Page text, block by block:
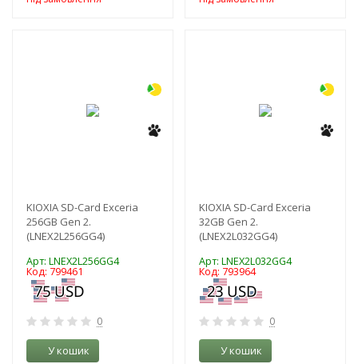
KIOXIA SD-Card Exceria
256GB Gen 2.
(LNEX2L256GG4)
Арт: LNEX2L256GG4
Код: 799461
0
У кошик
KIOXIA SD-Card Exceria
32GB Gen 2.
(LNEX2L032GG4)
Арт: LNEX2L032GG4
Код: 793964
0
У кошик